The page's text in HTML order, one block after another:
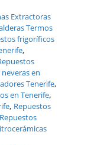
Extractoras
Termos
frigoríficos
,
en
Tenerife,
en Tenerife,
, Repuestos
Repuestos